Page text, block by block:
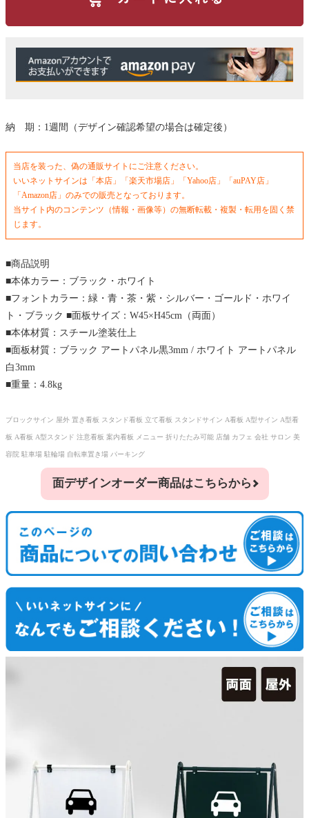
納 期：1週間（デザイン確認希望の場合は確定後）
当店を装った、偽の通販サイトにご注意ください。
いいネットサインは「本店」「楽天市場店」「Yahoo店」「auPAY店」
「Amazon店」のみでの販売となっております。
当サイト内のコンテンツ（情報・画像等）の無断転載・複製・転用を固く禁
じます。
■商品説明
■本体カラー：ブラック・ホワイト
■フォントカラー：緑・青・茶・紫・シルバー・ゴールド・ホワイ
ト・ブラック ■面板サイズ：W45×H45cm（両面）
■本体材質：スチール塗装仕上
■面板材質：ブラック アートパネル黒3mm / ホワイト アートパネル
白3mm
■重量：4.8kg
ブロックサイン 屋外 置き看板 スタンド看板 立て看板 スタンドサイン A看板 A型サイン A型看
板 A看板 A型スタンド 注意看板 案内看板 メニュー 折りたたみ可能 店舗 カフェ 会社 サロン 美
容院 駐車場 駐輪場 自転車置き場 パーキング
面デザインオーダー商品はこちらから